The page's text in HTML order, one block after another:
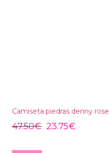
Camiseta piedras denny rose
47.50€ 23.75€